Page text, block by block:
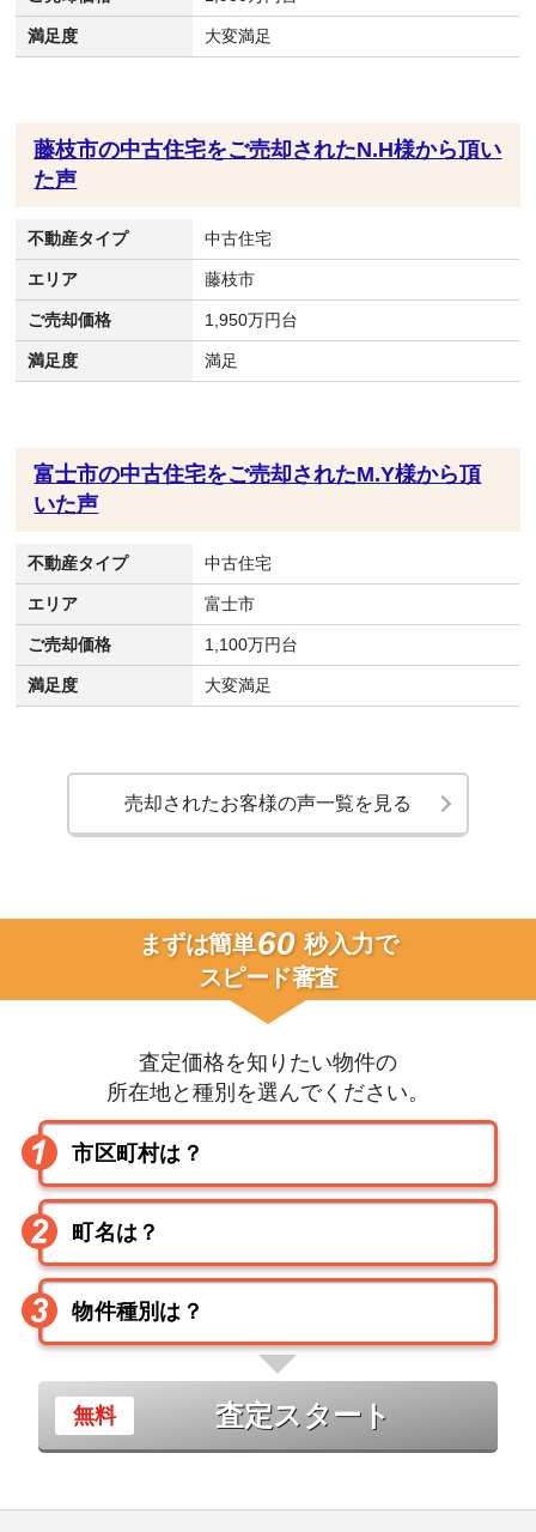
満足度 大変満足
藤枝市の中古住宅をご売却されたN.H様から頂い
た声
不動産タイプ 中古住宅
エリア 藤枝市
ご売却価格 1,950万円台
満足度 満足
富士市の中古住宅をご売却されたM.Y様から頂
いた声
不動産タイプ 中古住宅
エリア 富士市
ご売却価格 1,100万円台
満足度 大変満足
売却されたお客様の声一覧を見る
まずは簡単60 秒入力で
スピード審査
査定価格を知りたい物件の
所在地と種別を選んでください。
査定スタート